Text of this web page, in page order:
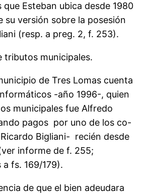
Esteban ubica desde 1980
su versión sobre la posesión
(resp. a preg. 2, f. 253).
tributos municipales.
de Tres Lomas cuenta
-año 1996-, quien
municipales fue Alfredo
pagos por uno de los co-
Bigliani- recién desde
informe de f. 255;
fs. 169/179).
de que el bien adeudara